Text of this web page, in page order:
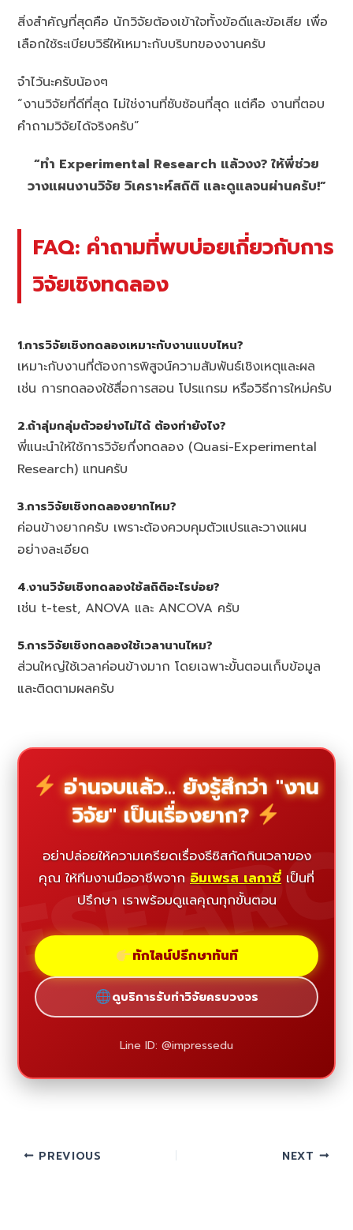
สิ่งสำคัญที่สุดคือ นักวิจัยต้องเข้าใจทั้งข้อดีและข้อเสีย เพื่อ
เลือกใช้ระเบียบวิธีให้เหมาะกับบริบทของงานครับ
จำไว้นะครับน้องๆ
“งานวิจัยที่ดีที่สุด ไม่ใช่งานที่ซับซ้อนที่สุด แต่คือ งานที่ตอบ
คำถามวิจัยได้จริงครับ”
“ทำ Experimental Research แล้วงง? ให้พี่ช่วย
วางแผนงานวิจัย วิเคราะห์สถิติ และดูแลจนผ่านครับ!”
FAQ: คำถามที่พบบ่อยเกี่ยวกับการ
วิจัยเชิงทดลอง
1.การวิจัยเชิงทดลองเหมาะกับงานแบบไหน?
เหมาะกับงานที่ต้องการพิสูจน์ความสัมพันธ์เชิงเหตุและผล
เช่น การทดลองใช้สื่อการสอน โปรแกรม หรือวิธีการใหม่ครับ
2.ถ้าสุ่มกลุ่มตัวอย่างไม่ได้ ต้องทำยังไง?
พี่แนะนำให้ใช้การวิจัยกึ่งทดลอง (Quasi-Experimental
Research) แทนครับ
3.การวิจัยเชิงทดลองยากไหม?
ค่อนข้างยากครับ เพราะต้องควบคุมตัวแปรและวางแผน
อย่างละเอียด
4.งานวิจัยเชิงทดลองใช้สถิติอะไรบ่อย?
เช่น t-test, ANOVA และ ANCOVA ครับ
5.การวิจัยเชิงทดลองใช้เวลานานไหม?
ส่วนใหญ่ใช้เวลาค่อนข้างมาก โดยเฉพาะขั้นตอนเก็บข้อมูล
และติดตามผลครับ
อ่านจบแล้ว... ยังรู้สึกว่า "งาน
วิจัย" เป็นเรื่องยาก?
อย่าปล่อยให้ความเครียดเรื่องธีซิสกัดกินเวลาของ
คุณ ให้ทีมงานมืออาชีพจาก อิมเพรส เลกาซี่ เป็นที่
ปรึกษา เราพร้อมดูแลคุณทุกขั้นตอน
ทักไลน์ปรึกษาทันที
ดูบริการรับทำวิจัยครบวงจร
Line ID: @impressedu
PREVIOUS NEXT